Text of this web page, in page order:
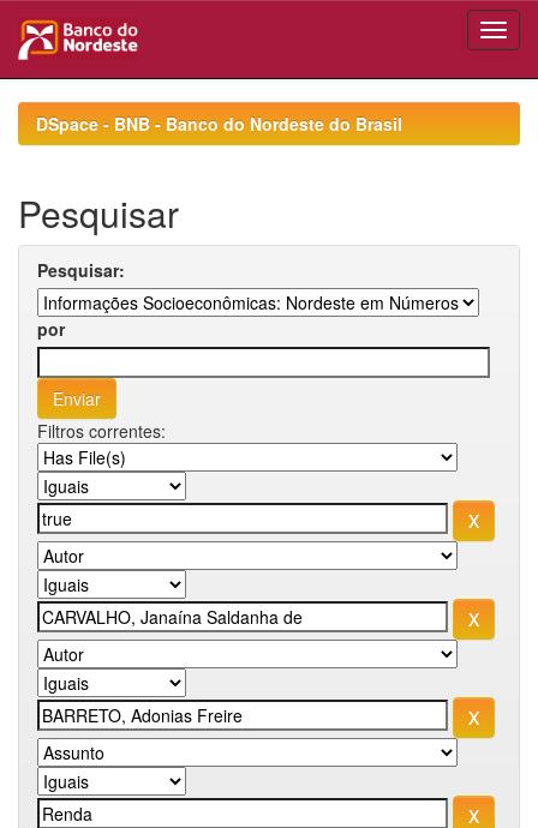
navigationDSpace - BNB - Banco do Nordeste do Brasil
Pesquisar
Pesquisar:
por
Filtros correntes: